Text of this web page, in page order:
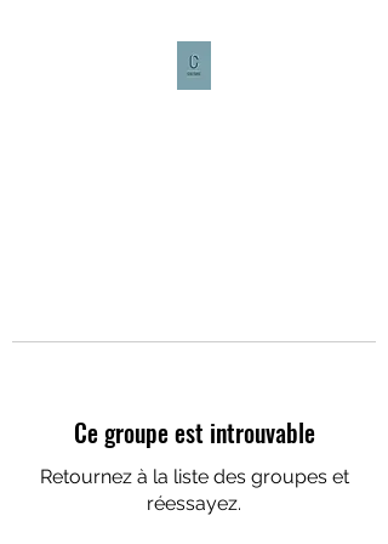
Ce groupe est introuvable
Retournez à la liste des groupes et
réessayez.